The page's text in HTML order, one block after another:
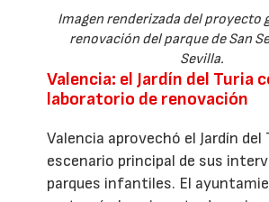
Imagen renderizada del proyecto
renovación del parque de San
Sevilla.
Valencia: el Jardín del Turia
laboratorio de renovación
Valencia aprovechó el Jardín del
escenario principal de sus
parques infantiles. El